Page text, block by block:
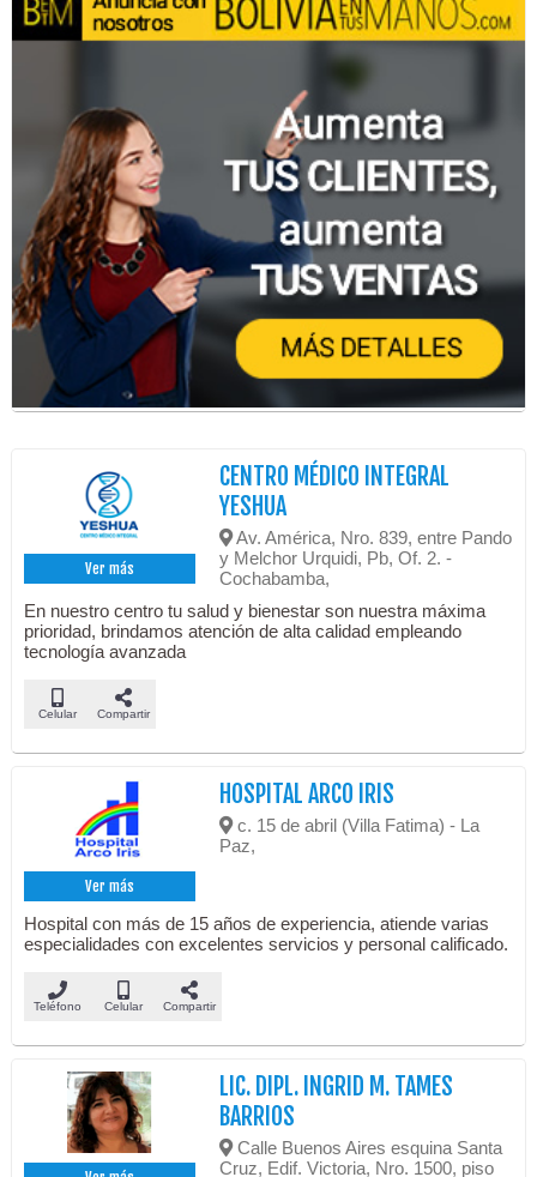
Ver más
CENTRO MÉDICO INTEGRAL
YESHUA
Av. América, Nro. 839, entre Pando
y Melchor Urquidi, Pb, Of. 2. -
Cochabamba,
En nuestro centro tu salud y bienestar son nuestra máxima
prioridad, brindamos atención de alta calidad empleando
tecnología avanzada
Celular Compartir
Ver más
HOSPITAL ARCO IRIS
c. 15 de abril (Villa Fatima) - La
Paz,
Hospital con más de 15 años de experiencia, atiende varias
especialidades con excelentes servicios y personal calificado.
Teléfono Celular Compartir
LIC. DIPL. INGRID M. TAMES
BARRIOS
Calle Buenos Aires esquina Santa
Cruz, Edif. Victoria, Nro. 1500, piso